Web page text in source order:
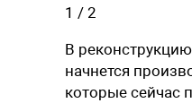
1 / 2
В
начнется
которые сейчас